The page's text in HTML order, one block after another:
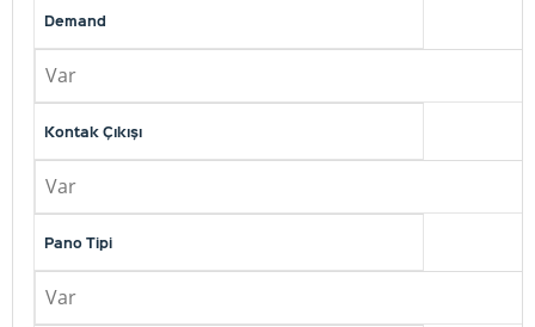
Demand
Var
Kontak Çıkışı
Var
Pano Tipi
Var